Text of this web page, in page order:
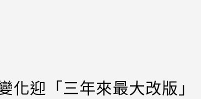
迎「三年來最大改版」